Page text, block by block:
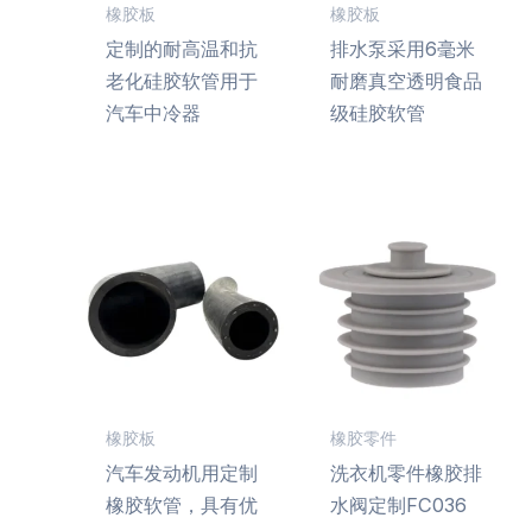
橡胶板
定制的耐高温和抗
老化硅胶软管用于
汽车中冷器
橡胶板
排水泵采用6毫米
耐磨真空透明食品
级硅胶软管
橡胶板
汽车发动机用定制
橡胶软管，具有优
橡胶零件
洗衣机零件橡胶排
水阀定制FC036